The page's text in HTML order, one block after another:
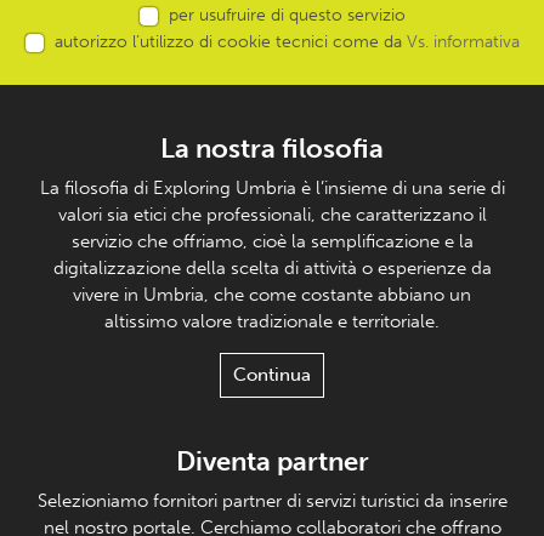
per usufruire di questo servizio
autorizzo l’utilizzo di cookie tecnici come da Vs. informativa
La nostra filosofia
La filosofia di Exploring Umbria è l’insieme di una serie di
valori sia etici che professionali, che caratterizzano il
servizio che offriamo, cioè la semplificazione e la
digitalizzazione della scelta di attività o esperienze da
vivere in Umbria, che come costante abbiano un
altissimo valore tradizionale e territoriale.
Continua
Diventa partner
Selezioniamo fornitori partner di servizi turistici da inserire
nel nostro portale. Cerchiamo collaboratori che offrano